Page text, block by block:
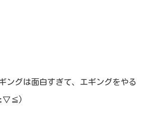
ングは面白すぎて、エギングをやる